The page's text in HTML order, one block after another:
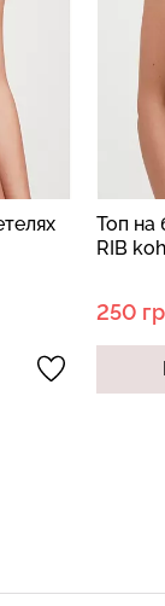
Топ на
RIB
250